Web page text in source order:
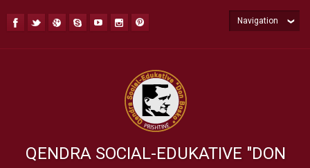
QENDRA SOCIAL-EDUKATIVE "DON
Navigation